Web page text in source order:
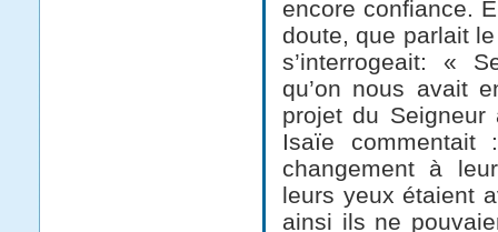
encore confiance.
doute, que parlait
s’interrogeait: «
qu’on nous avait
projet du
Isaïe
changement à
leurs yeux étaient
ainsi ils ne